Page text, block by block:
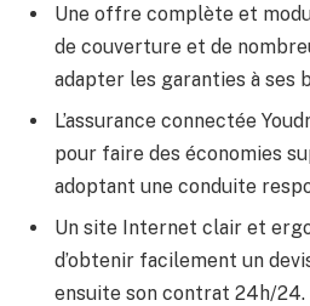
Une offre complète et
de couverture et de
adapter les garanties à ses
L’assurance connectée
pour faire des économies
adoptant une conduite
Un site Internet clair et
d’obtenir facilement un
ensuite son contrat 24h/24.